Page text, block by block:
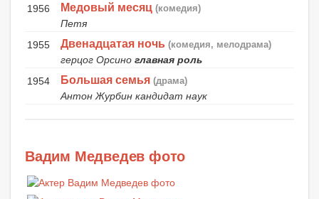
1956 Медовый месяц (комедия)
Петя
1955
Двенадцатая ночь (комедия, мелодрама)
герцог Орсино главная роль
1954
Большая семья (драма)
Антон Журбин кандидат наук
Вадим Медведев фото